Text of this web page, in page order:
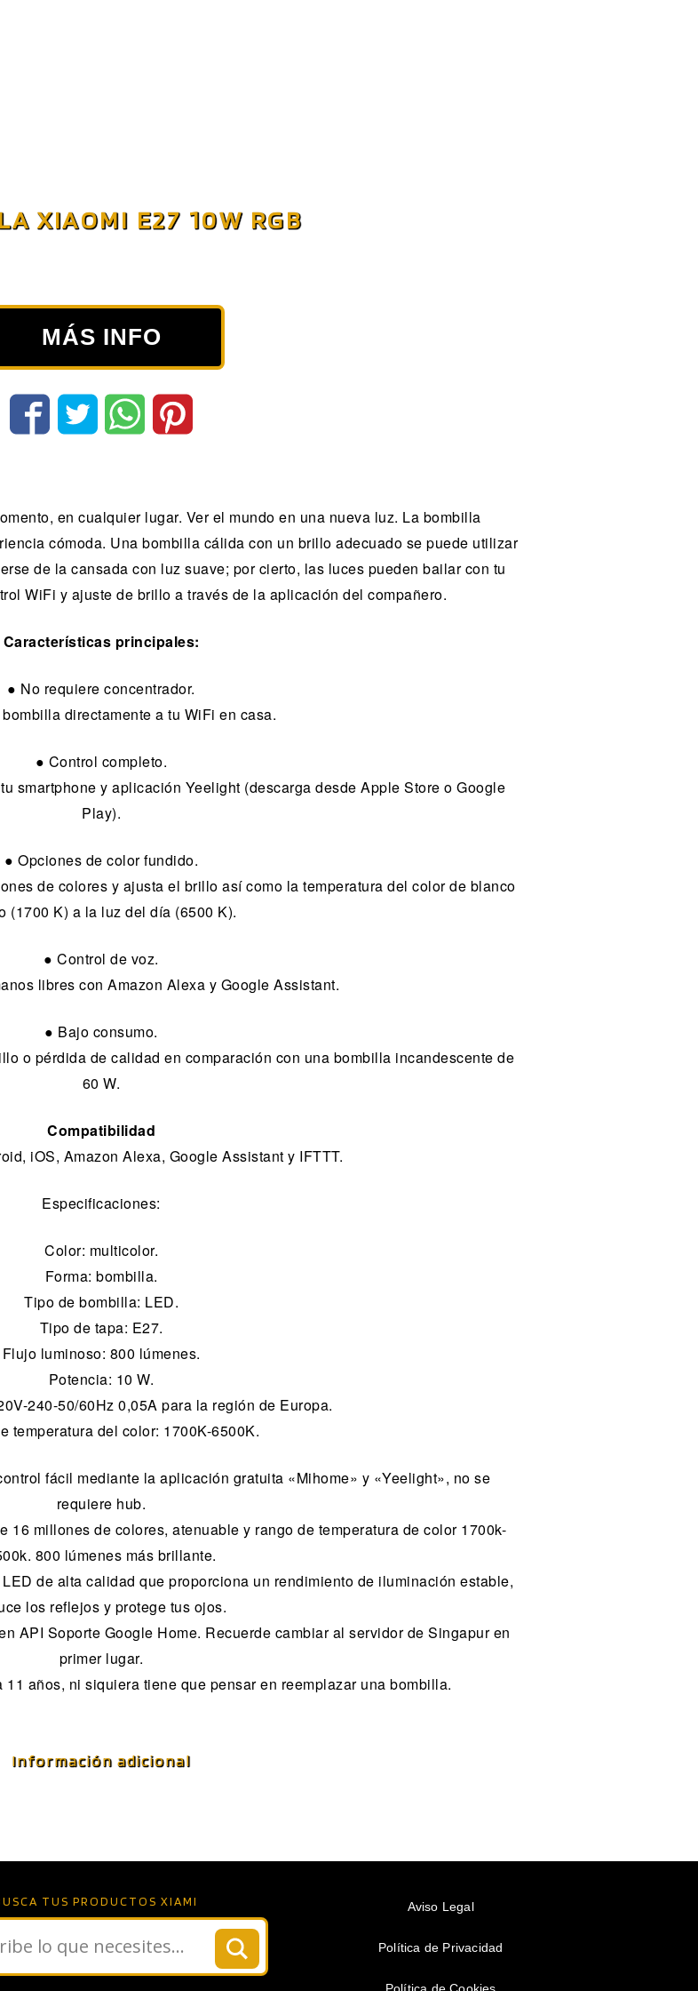
XIAOMI E27 10W RGB
MÁS INFO
en cualquier lugar. Ver el mundo en una nueva luz. La bombilla
cómoda. Una bombilla cálida con un brillo adecuado se puede utilizar
de la cansada con luz suave; por cierto, las luces pueden bailar con tu
WiFi y ajuste de brillo a través de la aplicación del compañero.
Características principales:
● No requiere concentrador.
directamente a tu WiFi en casa.
● Control completo.
smartphone y aplicación Yeelight (descarga desde Apple Store o Google
Play).
● Opciones de color fundido.
de colores y ajusta el brillo así como la temperatura del color de blanco
(1700 K) a la luz del día (6500 K).
● Control de voz.
libres con Amazon Alexa y Google Assistant.
● Bajo consumo.
o pérdida de calidad en comparación con una bombilla incandescente de
60 W.
Compatibilidad
iOS, Amazon Alexa, Google Assistant y IFTTT.
Especificaciones:
Color: multicolor.
Forma: bombilla.
Tipo de bombilla: LED.
Tipo de tapa: E27.
Flujo luminoso: 800 lúmenes.
Potencia: 10 W.
240-50/60Hz 0,05A para la región de Europa.
temperatura del color: 1700K-6500K.
fácil mediante la aplicación gratuita «Mihome» y «Yeelight», no se
requiere hub.
16 millones de colores, atenuable y rango de temperatura de color 1700k-
800 lúmenes más brillante.
de alta calidad que proporciona un rendimiento de iluminación estable,
los reflejos y protege tus ojos.
API Soporte Google Home. Recuerde cambiar al servidor de Singapur en
primer lugar.
años, ni siquiera tiene que pensar en reemplazar una bombilla.
Información adicional
TUS PRODUCTOS XIAMI Aviso Legal
Política de Privacidad